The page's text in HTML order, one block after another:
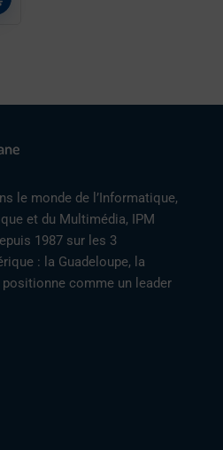
le monde de l’Informatique,
et du Multimédia, IPM
1987 sur les 3
: la Guadeloupe, la
comme un leader